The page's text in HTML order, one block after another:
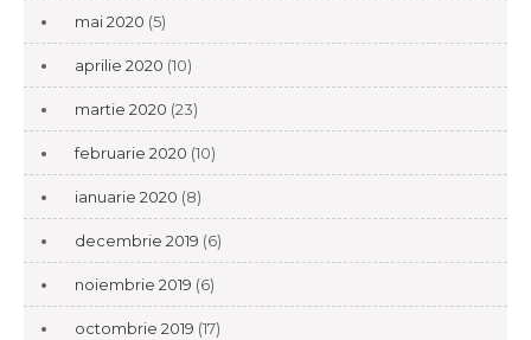
mai 2020 (5)
aprilie 2020 (10)
martie 2020 (23)
februarie 2020 (10)
ianuarie 2020 (8)
decembrie 2019 (6)
noiembrie 2019 (6)
octombrie 2019 (17)